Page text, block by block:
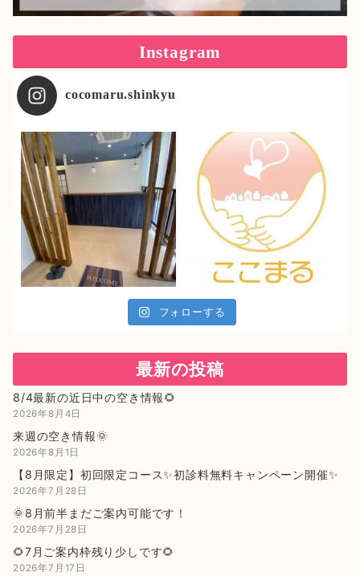
Instagram
cocomaru.shinkyu
フォローする
最新の投稿
8/4最新の近日中の空き情報🌻
2026年8月4日
来週の空き情報🌞
2026年8月1日
【8月限定】初回限定コース✨初診料無料キャンペーン開催✨
2026年7月28日
🌞8月前半まだご案内可能です！
2026年7月28日
🌻7月ご案内枠残り少しです🌻
2026年7月17日